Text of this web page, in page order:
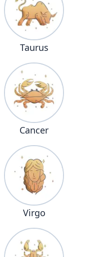
Taurus
Cancer
Virgo